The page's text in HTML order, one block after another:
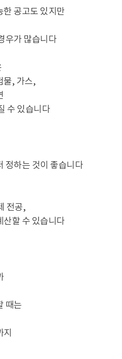
한 공고도 있지만
우가 많습니다
물, 가스,
수 있습니다
정하는 것이 좋습니다
전공,
산할 수 있습니다
때는